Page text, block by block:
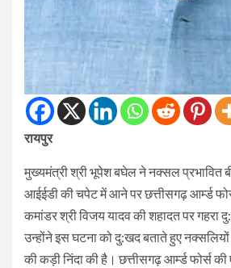
रायपुर
मुख्यमंत्री श्री भूपेश बघेल ने नक्सल प्रभावित
आईईडी की चपेट में आने पर छत्तीसगढ़ आर्म्ड
कमांडर श्री विजय यादव की शहादत पर गहरा
उन्होंने इस घटना को दु:खद बताते हुए
की कड़ी निंदा की है। छत्तीसगढ़ आर्म्ड फोर्स